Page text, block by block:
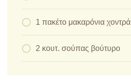
1 πακέτο μακαρόνια χοντρά
2 κουτ. σούπας βούτυρο